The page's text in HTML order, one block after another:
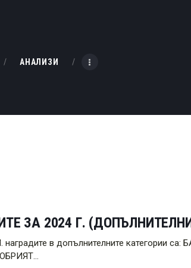
АНАЛИЗИ
ЗА 2024 Г.
наградите в допълнителните категории